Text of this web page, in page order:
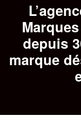
depuis
marque